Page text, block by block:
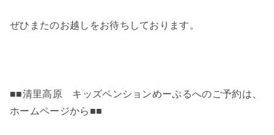
ぜひまたのお越しをお待ちしております。
■■清里高原 キッズペンションめーぷるへのご予約は、
ホームページから■■